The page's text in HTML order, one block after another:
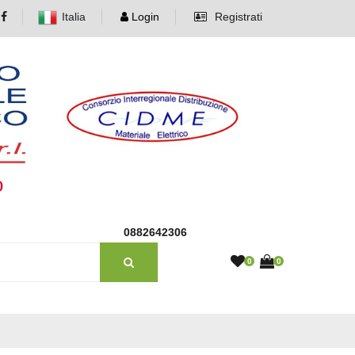
Italia Login Registrati
0882642306
0 0